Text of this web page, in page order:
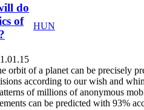
do
of
HUN
orbit of a planet can be precisely
according to our wish and
of millions of anonymous
can be predicted with 93%